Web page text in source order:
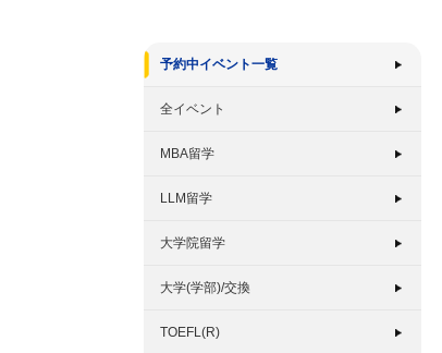
予約中イベント一覧
全イベント
MBA留学
LLM留学
大学院留学
大学(学部)/交換
TOEFL(R)